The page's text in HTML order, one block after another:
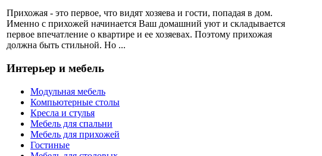
Прихожая - это первое, что видят хозяева и гости, попадая в дом.
Именно с прихожей начинается Ваш домашний уют и складывается
первое впечатление о квартире и ее хозяевах. Поэтому прихожая
должна быть стильной. Но ...
Интерьер и мебель
Модульная мебель
Компьютерные столы
Кресла и стулья
Мебель для спальни
Мебель для прихожей
Гостиные